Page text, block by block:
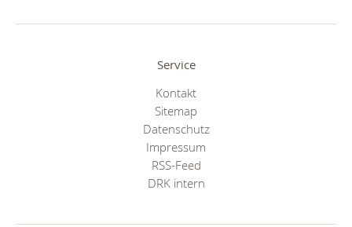
Service
Kontakt
Sitemap
Datenschutz
Impressum
RSS-Feed
DRK intern